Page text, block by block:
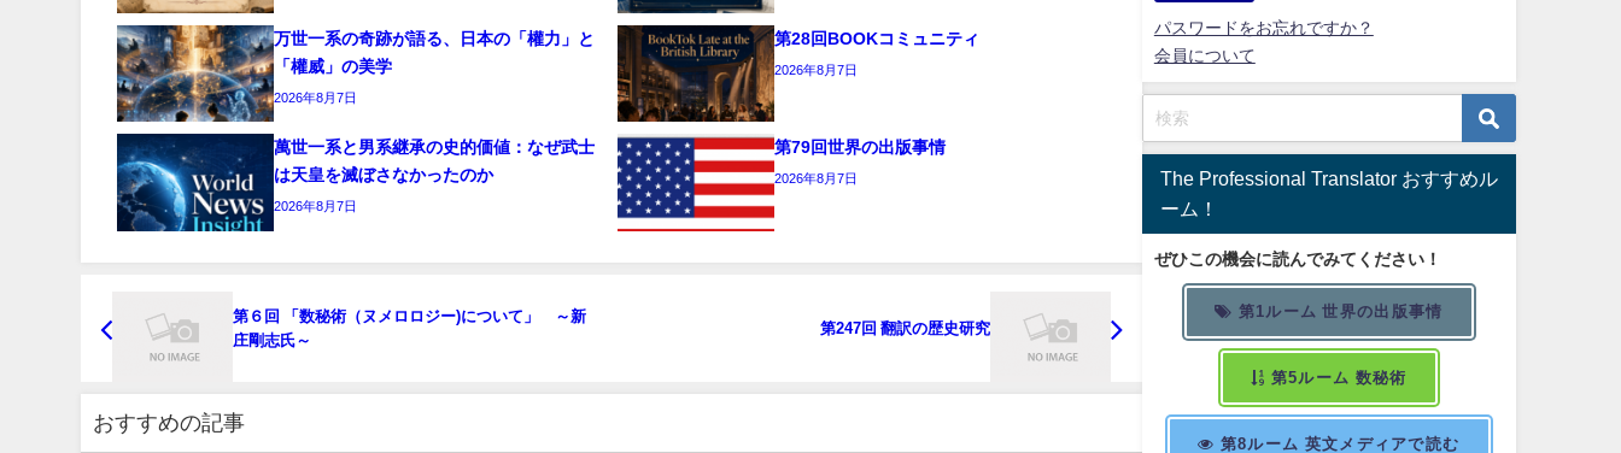
万世一系の奇跡が語る、日本の「權力」と
「權威」の美学
2026年8月7日
第28回BOOKコミュニティ
2026年8月7日
萬世一系と男系継承の史的価値：なぜ武士
は天皇を滅ぼさなかったのか
2026年8月7日
第79回世界の出版事情
2026年8月7日
第６回 「数秘術（ヌメロロジー)について」 ～新
庄剛志氏～
第247回 翻訳の歴史研究
おすすめの記事
パスワードをお忘れですか？
会員について
The Professional Translator おすすめル
ーム！
ぜひこの機会に読んでみてください！
第1ルーム 世界の出版事情
第5ルーム 数秘術
第8ルーム 英文メディアで読む